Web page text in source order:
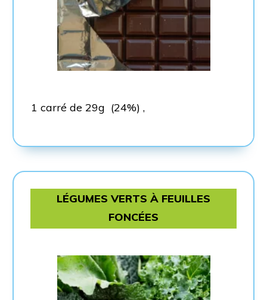
1 carré de 29g (24%) ,
LÉGUMES VERTS À FEUILLES
FONCÉES